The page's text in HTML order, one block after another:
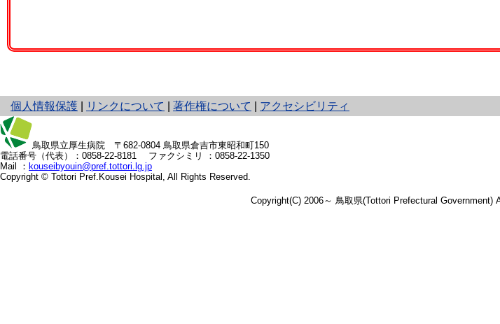
個人情報保護
と
り
ッ
ト
へ
リンクについて 著作権について アクセシビリティ
鳥取県立厚生病院 〒682-0804 鳥取県倉吉市東昭和町150
電話番号（代表）： 0858-22-8181
ファクシミリ ：0858-22-1350
Mail ： kouseibyouin@pref.tottori.lg.jp
Copyright © Tottori Pref.Kousei Hospital, All Rights Reserved.
Copyright(C) 2006～ 鳥取県(Tottori Prefectural